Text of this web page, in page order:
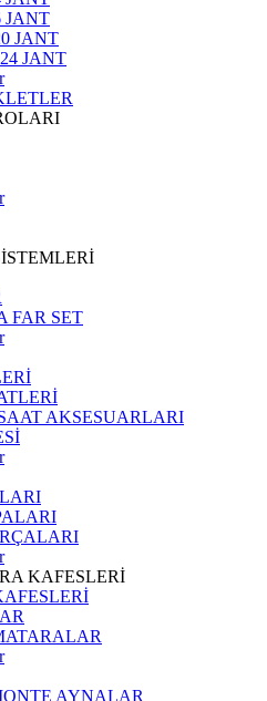
JANT
JANT
JANT
FAR SET
AKSESUARLARI
KAFESLERİ
AYNALAR